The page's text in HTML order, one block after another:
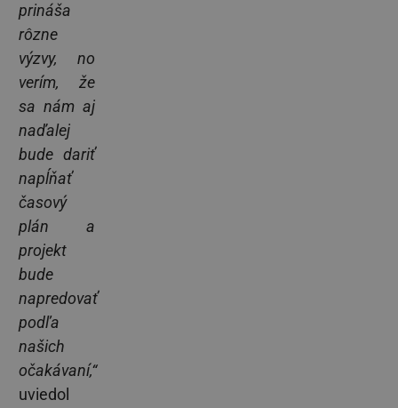
prináša
rôzne
výzvy, no
verím, že
sa nám aj
naďalej
bude dariť
napĺňať
časový
plán a
projekt
bude
napredovať
podľa
našich
očakávaní,“
uviedol